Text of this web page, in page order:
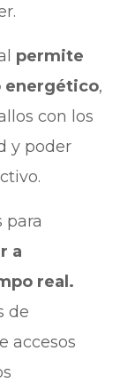
permite
energético,
con los
y poder
para
a
real.
de
accesos